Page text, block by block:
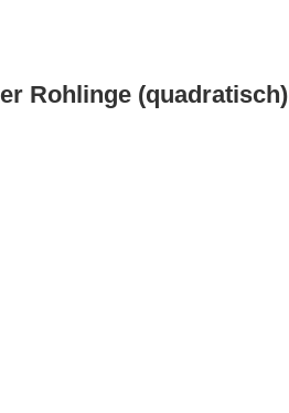
Rohlinge (quadratisch)